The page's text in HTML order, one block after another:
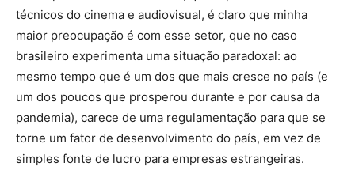
técnicos do cinema e audiovisual, é claro que minha
maior preocupação é com esse setor, que no caso
brasileiro experimenta uma situação paradoxal: ao
mesmo tempo que é um dos que mais cresce no país (e
um dos poucos que prosperou durante e por causa da
pandemia), carece de uma regulamentação para que se
torne um fator de desenvolvimento do país, em vez de
simples fonte de lucro para empresas estrangeiras.